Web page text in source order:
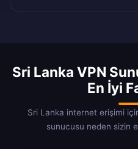
Sri Lanka VPN
En İyi
Sri Lanka internet erişimi
sunucusu neden sizin